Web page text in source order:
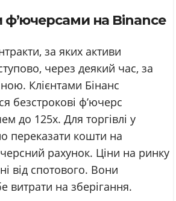
ф’ючерсами на Binance
за яких активи
через деякий час, за
Клієнтами Бінанс
безстрокові ф’ючерс
до 125x. Для торгівлі у
переказати кошти на
рахунок. Ціни на ринку
від спотового. Вони
витрати на зберігання.